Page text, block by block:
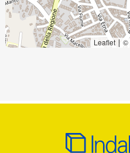
Leaflet | ©